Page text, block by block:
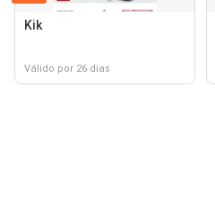
Kik
Válido por 26 dias